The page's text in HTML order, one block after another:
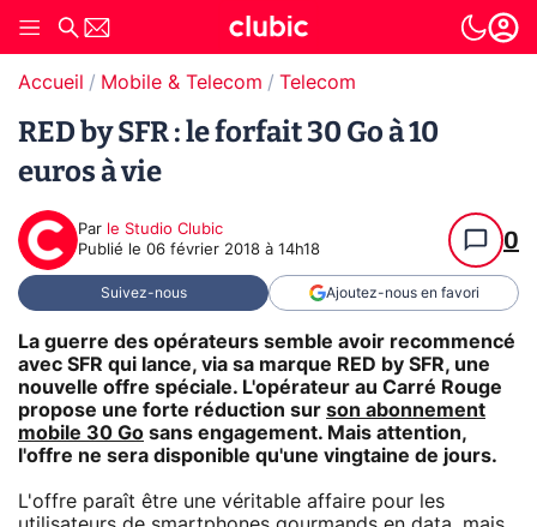
Accueil Mobile & Telecom Telecom
RED by SFR : le forfait 30 Go à 10
euros à vie
Par le Studio Clubic
Publié le 06 février 2018 à 14h18 0
Suivez-nous Ajoutez-nous en favori
La guerre des opérateurs semble avoir recommencé
avec SFR qui lance, via sa marque RED by SFR, une
nouvelle offre spéciale. L'opérateur au Carré Rouge
propose une forte réduction sur son abonnement
mobile 30 Go sans engagement. Mais attention,
l'offre ne sera disponible qu'une vingtaine de jours.
L'offre paraît être une véritable affaire pour les